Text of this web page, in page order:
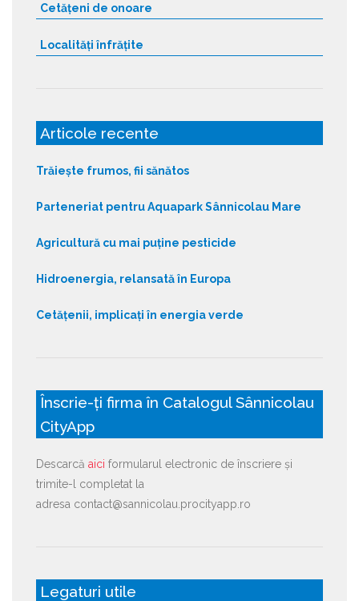
Cetățeni de onoare
Localități înfrățite
Articole recente
Trăiește frumos, fii sănătos
Parteneriat pentru Aquapark Sânnicolau Mare
Agricultură cu mai puține pesticide
Hidroenergia, relansată în Europa
Cetățenii, implicați în energia verde
Înscrie-ți firma în Catalogul Sânnicolau
CityApp
Descarcă aici formularul electronic de înscriere și
trimite-l completat la
adresa contact@sannicolau.procityapp.ro
Legaturi utile